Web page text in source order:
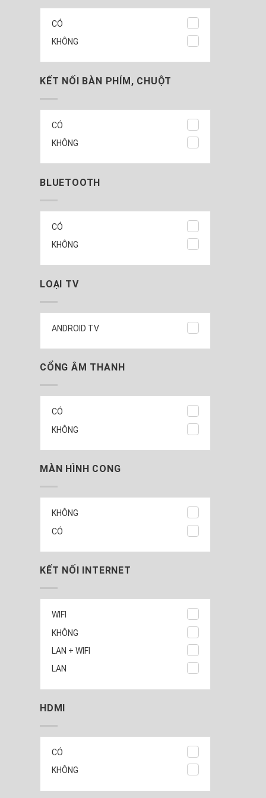
CÓ
KHÔNG
KẾT NỐI BÀN PHÍM, CHUỘT
CÓ
KHÔNG
BLUETOOTH
CÓ
KHÔNG
LOẠI TV
ANDROID TV
CỔNG ÂM THANH
CÓ
KHÔNG
MÀN HÌNH CONG
KHÔNG
CÓ
KẾT NỐI INTERNET
WIFI
KHÔNG
LAN + WIFI
LAN
HDMI
CÓ
KHÔNG